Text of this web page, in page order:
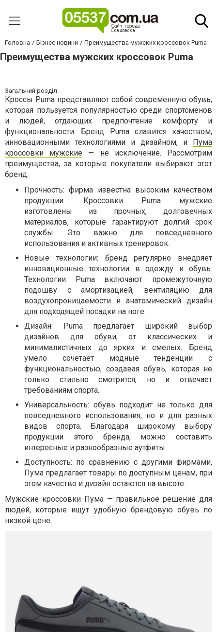
Головна Бізнес новини Преимущества мужских кроссовок Puma
Преимущества мужских кроссовок Puma
Загальний розділ
Кроссы Puma представляют собой современную обувь,
которая пользуется популярностью среди спортсменов
и людей, отдающих предпочтение комфорту и
функциональности. Бренд Puma славится качеством,
инновационными технологиями и дизайном, и Пума
кроссовки мужские — не исключение. Рассмотрим
преимущества, за которые покупатели выбирают этот
бренд:
Прочность: фирма известна высоким качеством
продукции. Кроссовки Puma мужские
изготовлены из прочных, долговечных
материалов, которые гарантируют долгий срок
службы. Это важно для повседневного
использования и активных тренировок.
Новые технологии: бренд регулярно внедряет
инновационные технологии в одежду и обувь.
Технологии Puma включают промежуточную
подошву с амортизацией, вентиляцию для
воздухопроницаемости и анатомический дизайн
для подходящей посадки на ноге.
Дизайн: Puma предлагает широкий выбор
дизайнов для обуви, от классических и
минималистичных до ярких и смелых. Бренд
умело сочетает модные тенденции с
функциональностью, создавая обувь, которая не
только стильно смотрится, но и отвечает
требованиям спорта.
Универсальность: обувь подходит не только для
повседневного использования, но и для разных
видов спорта. Благодаря широкому выбору
продукции этого бренда, можно составить
интересные и разнообразные аутфиты.
Доступность: по сравнению с другими фирмами,
Пума предлагает товары по доступным ценам, при
этом качество и дизайн остаются на высоте.
Мужские кроссовки Пума — правильное решение для
людей, которые ищут удобную брендовую обувь по
низкой цене.